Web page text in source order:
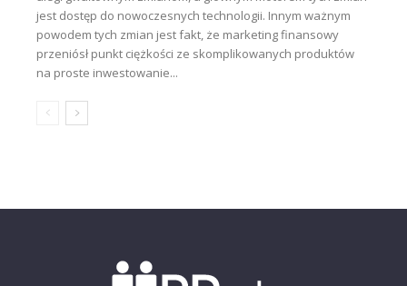
jest dostęp do nowoczesnych technologii. Innym ważnym
powodem tych zmian jest fakt, że marketing finansowy
przeniósł punkt ciężkości ze skomplikowanych produktów
na proste inwestowanie...